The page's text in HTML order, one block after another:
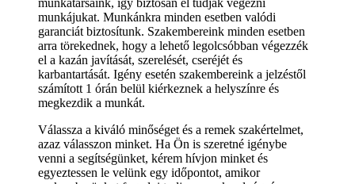
munkájukat. Munkánkra minden esetben valódi
garanciát biztosítunk. Szakembereink minden esetben
arra törekednek, hogy a lehető legolcsóbban végezzék
el a kazán javítását, szerelését, cseréjét és
karbantartását. Igény esetén szakembereink a jelzéstől
számított 1 órán belül kiérkeznek a helyszínre és
megkezdik a munkát.
Válassza a kiváló minőséget és a remek szakértelmet,
azaz válasszon minket. Ha Ön is szeretné igénybe
venni a segítségünket, kérem hívjon minket és
egyeztessen le velünk egy időpontot, amikor